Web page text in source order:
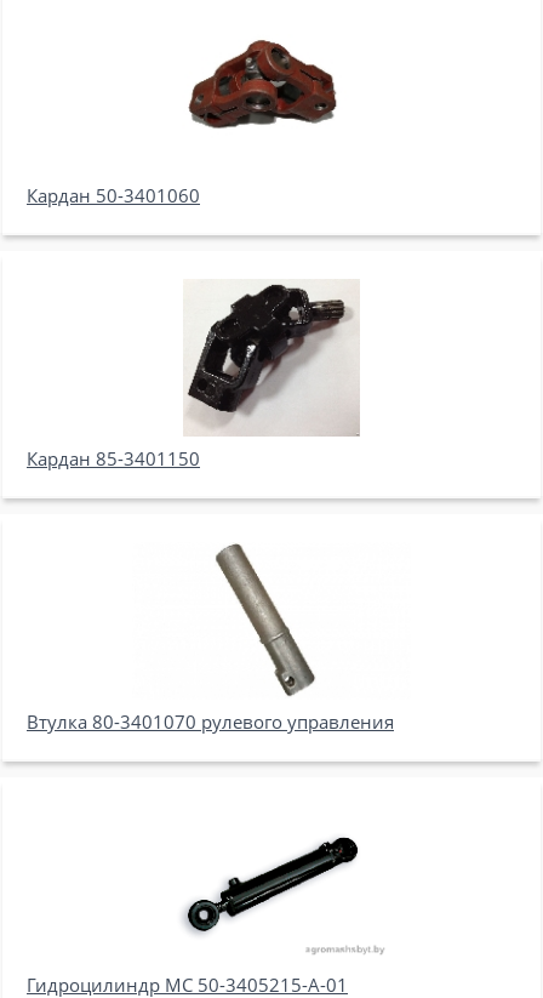
Кардан 50-3401060
Кардан 85-3401150
Втулка 80-3401070 рулевого управления
Гидроцилиндр МС 50-3405215-А-01